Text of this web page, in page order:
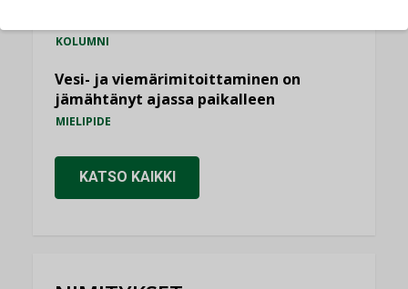
KOLUMNI
Vesi- ja viemärimitoittaminen on
jämähtänyt ajassa paikalleen
MIELIPIDE
KATSO KAIKKI